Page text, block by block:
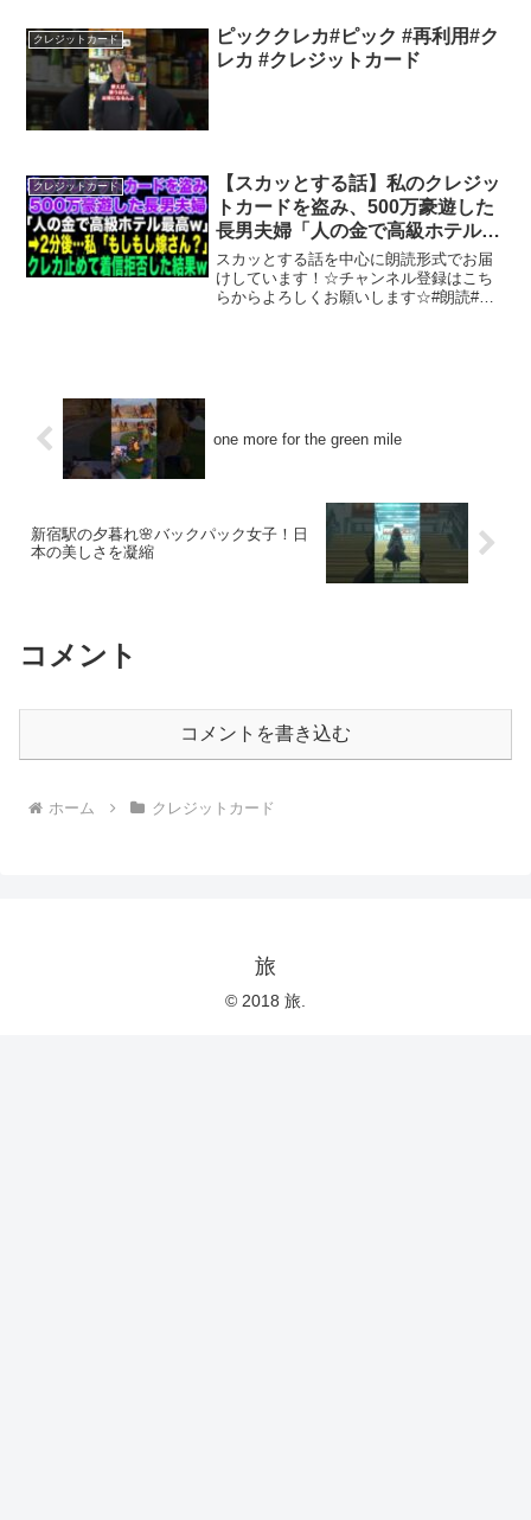
イトなどにご自身で確認の上、自己責任
でご利用をお願いいたしま...
クレジットカード
ピッククレカ#ピック #再利用#ク
レカ #クレジットカード
クレジットカード
【スカッとする話】私のクレジッ
トカードを盗み、500万豪遊した
長男夫婦「人の金で高級ホテル最
高w」➡︎2分後…私「もしもし嫁さ
ん？」クレカ止めて着信拒否した
結果
スカッとする話を中心に朗読形式でお届
けしています！☆チャンネル登録はこち
らからよろしくお願いします☆#朗読#ス
one more for the green mile
新宿駅の夕暮れ🌸バックパック女子！日
本の美しさを凝縮
コメント
コメントを書き込む
ホーム クレジットカード
旅
© 2018 旅.